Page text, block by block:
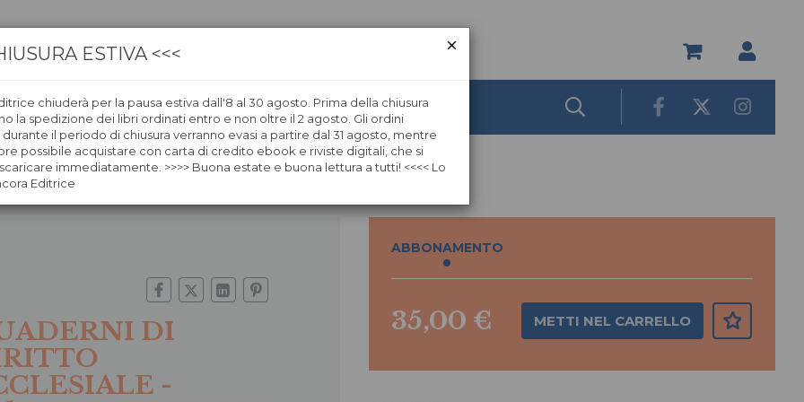
LIBRERIE ÀNCORAWOW
QUADERNI DI DIRITTO ECCLESIALE - Abbonamento ITALIA 2020
DI
-
ABBONAMENTO
35,00 € METTI NEL CARRELLO
ESTIVA <<<
chiuderà per la pausa estiva dall'8 al 30 agosto. Prima della chiusura
la spedizione dei libri ordinati entro e non oltre il 2 agosto. Gli ordini
il periodo di chiusura verranno evasi a partire dal 31 agosto, mentre
possibile acquistare con carta di credito ebook e riviste digitali, che si
immediatamente. >>>> Buona estate e buona lettura a tutti! <<<< Lo
Editrice